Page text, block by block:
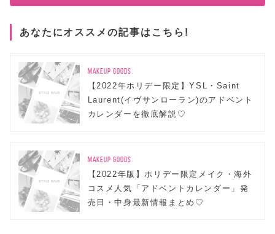
あなたにオススメの記事はこちら!
MAKEUP GOODS
【2022年ホリデー限定】YSL・Saint
Laurent(イヴサンローラン)のアドベント
カレンダーを徹底解説♡
MAKEUP GOODS
【2022年版】ホリデー限定メイク・海外
コスメ人気「アドベントカレンダー」発
売日・中身最新情報まとめ♡